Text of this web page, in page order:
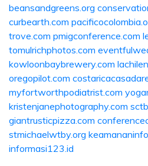
beansandgreens.org
curbearth.com
trove.com pmigconference.com
tomulrichphotos.com
kowloonbaybrewery.com
oregopilot.com
myfortworthpodiatrist.com
kristenjanephotography.com
giantrusticpizza.com
stmichaelwtby.org
informasi123.id